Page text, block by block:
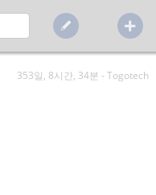
353일, 8시간, 34분 -Togotech